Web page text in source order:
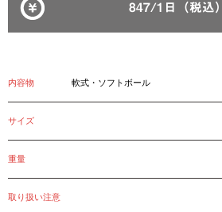
847/1日（税込）
内容物 軟式・ソフトボール
サイズ
重量
取り扱い注意